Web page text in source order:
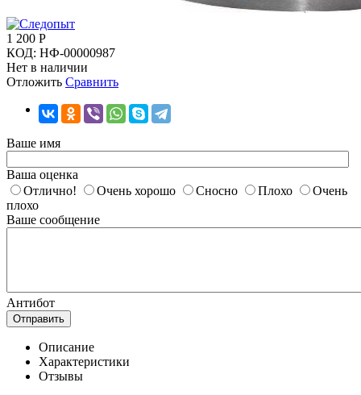
1 200 Р
КОД: НФ-00000987
Нет в наличии
Отложить Сравнить
Ваше имя
Ваша оценка
Отлично!
Очень хорошо Сносно Плохо
Очень
плохо
Ваше сообщение
Антибот
Отправить
Описание
Характеристики
Отзывы